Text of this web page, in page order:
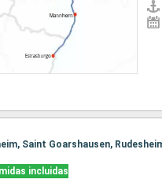
incluidas